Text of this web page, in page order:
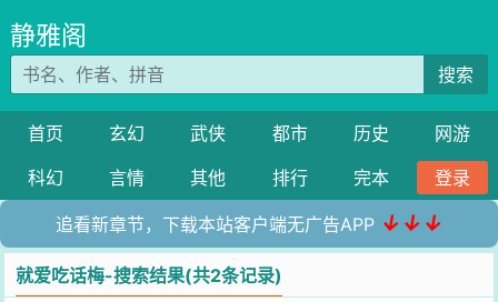
静雅阁
搜索
首页 玄幻 武侠 都市 历史
网游
科幻
言情 其他 排行 完本 登录
追看新章节，下载本站客户端无广告APP ↓↓↓
就爱吃话梅-搜索结果(共2条记录)